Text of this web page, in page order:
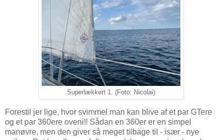
Superlækkert 1. (Foto: Nicolai)
Forestil jer lige, hvor svimmel man kan blive af et par GTere
og et par 360ere oveni!! Sådan en 360er er en simpel
manøvre, men den giver så meget tilbage til - især - nye